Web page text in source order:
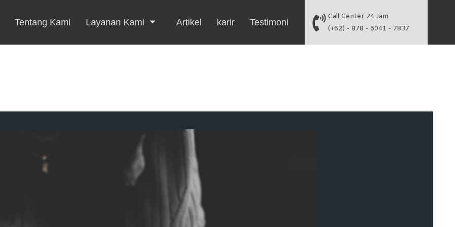
Tentang Kami Layanan Kami Artikel karir Testimoni
Call Center 24 Jam
(+62) - 878 - 6041 - 7837